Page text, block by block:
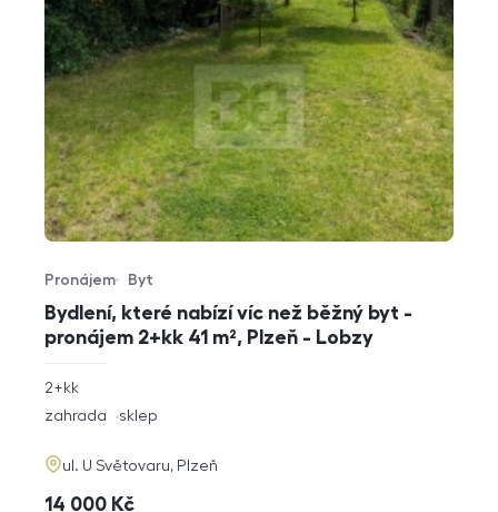
Bydlení, které nabízí víc než běžný byt -
pronájem 2+kk 41 m², Plzeň - Lobzy
Typ nabídky
Pronájem
Typ nemovitosti
Byt
rozměry
2+kk
funkce
zahrada sklep
adresa
ul. U Světovaru, Plzeň
cena
14 000 Kč